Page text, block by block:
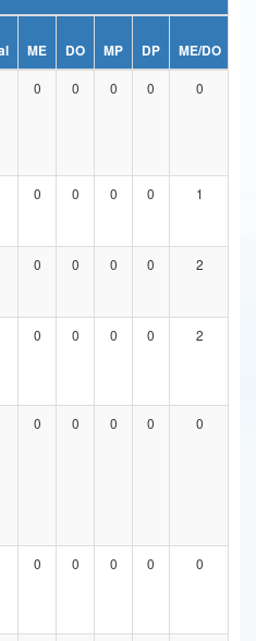
e Comunicações
Humanos
ME DO MP DP ME/DO
0 0 0 0 0
0 0 0 0 1
0 0 0 0 2
0 0 0 0 2
0 0 0 0 0
0 0 0 0 0